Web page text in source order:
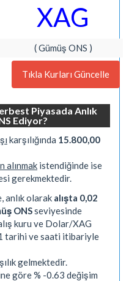
XAG
( Gümüş ONS )
Tıkla Kurları Güncelle
Piyasada Anlık
Ediyor?
karşılığında 15.800,00
alınmak istendiğinde ise
gerekmektedir.
anlık olarak alışta 0,02
ONSseviyesinde
kuru ve Dolar/XAG
tarihi ve saati itibariyle
gelmektedir.
göre % -0.63 değişim